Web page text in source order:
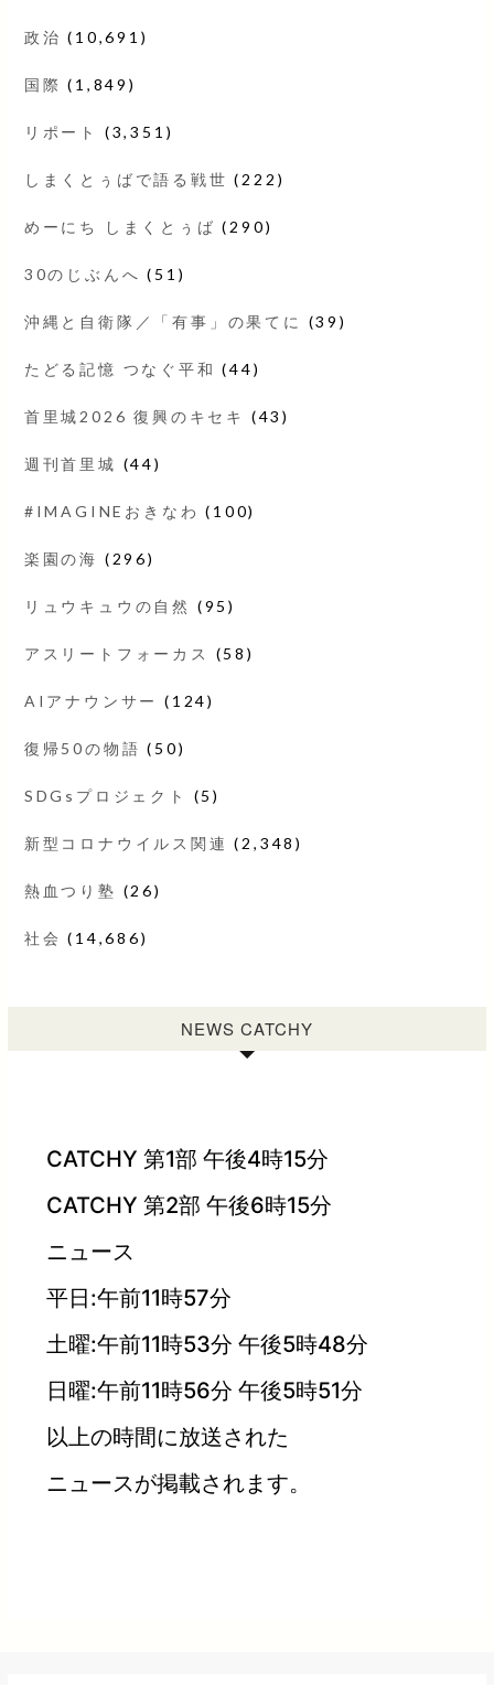
政治 (10,691)
国際 (1,849)
リポート (3,351)
しまくとぅばで語る戦世 (222)
めーにち しまくとぅば (290)
30のじぶんへ (51)
沖縄と自衛隊／「有事」の果てに (39)
たどる記憶 つなぐ平和 (44)
首里城2026 復興のキセキ (43)
週刊首里城 (44)
#IMAGINEおきなわ (100)
楽園の海 (296)
リュウキュウの自然 (95)
アスリートフォーカス (58)
AIアナウンサー (124)
復帰50の物語 (50)
SDGsプロジェクト (5)
新型コロナウイルス関連 (2,348)
熱血つり塾 (26)
社会 (14,686)
NEWS CATCHY
CATCHY 第1部 午後4時15分
CATCHY 第2部 午後6時15分
ニュース
平日:午前11時57分
土曜:午前11時53分 午後5時48分
日曜:午前11時56分 午後5時51分
以上の時間に放送された
ニュースが掲載されます。